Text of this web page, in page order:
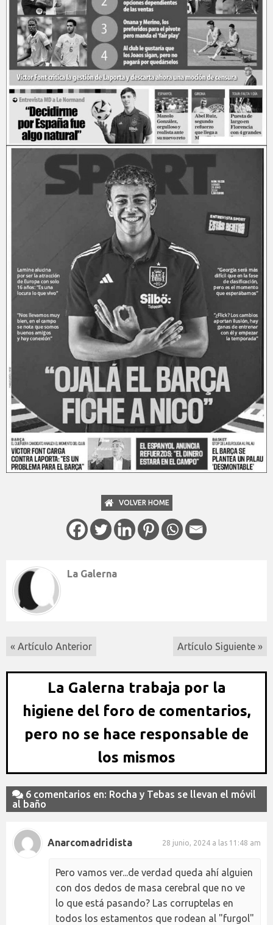
VOLVER HOME
La Galerna
« Artículo Anterior Artículo Siguiente »
La Galerna trabaja por la
higiene del foro de comentarios,
pero no se hace responsable de
los mismos
6 comentarios en: Rocha y Tebas se llevan el móvil
al baño
Anarcomadridista 28 junio, 2024 a las 11:48 am
Pero vamos ver...de verdad queda ahí alguien
con dos dedos de masa cerebral que no ve
lo que está pasando? Las corruptelas en
todos los estamentos que rodean al "furgol"